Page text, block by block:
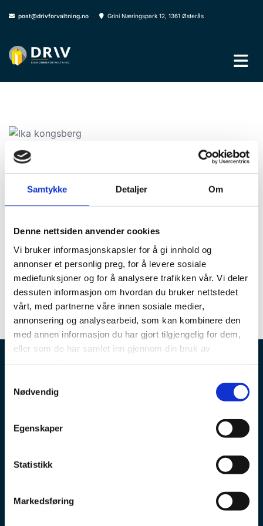
Samtykke Detaljer Om
Denne nettsiden anvender cookies
Vi bruker informasjonskapsler for å gi innhold og
annonser et personlig preg, for å levere sosiale
mediefunksjoner og for å analysere trafikken vår. Vi deler
dessuten informasjon om hvordan du bruker nettstedet
vårt, med partnerne våre innen sosiale medier,
annonsering og analysearbeid, som kan kombinere den
med annen informasjon du har gjort tilgjengelig for dem,
eller som de har samlet inn gjennom din bruk av
Nødvendig
Egenskaper
Statistikk
Markedsføring
 post@drivforvaltning.no  Grini Næringspark 12, 1361 Østerås
Frogs vei 48, Kongsberg
Eiendom: Frogs vei 48, Kongsberg
Areal: 3900 m3
Type: Kontor/Interkommunalt arkiv
Kontaktinfo forvalter:Benjamin Myksvoll
Grini Næringspark 12, 1361 Østerås